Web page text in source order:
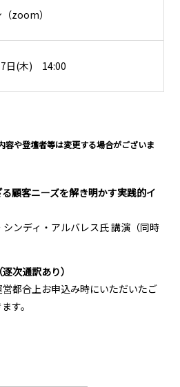
zoom）
7日(木) 14:00
容や登壇者等は変更する場合がございま
顧客ニーズを解き明かす実践的イ
ンディ・アルバレス氏 講演（同時
次通訳あり）
都合上お申込み時にいただいたご
す。